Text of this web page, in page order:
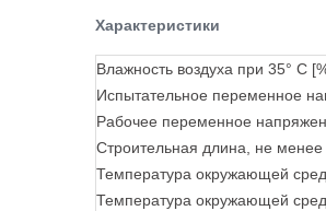
Характеристики
Влажность воздуха при 35° C
Испытательное переменное
Рабочее переменное
Строительная длина, не
Температура окружающей
Температура окружающей